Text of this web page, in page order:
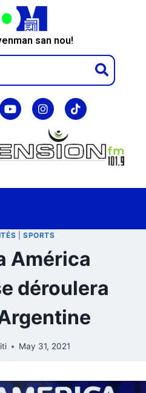
san nou!
|SPORTS
América
déroulera
May 31, 2021